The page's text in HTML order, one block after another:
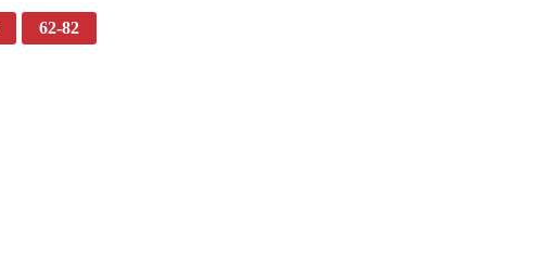
62-82